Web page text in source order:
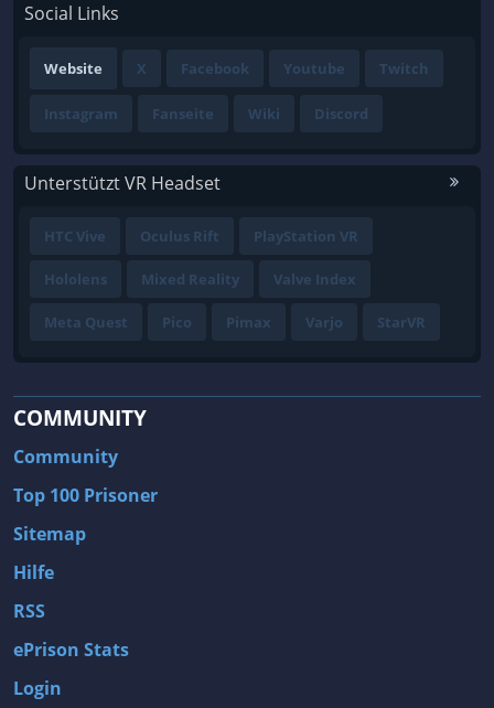
Social Links
Website X Facebook Youtube Twitch
Instagram Fanseite Wiki Discord
Unterstützt VR Headset
HTC Vive Oculus Rift PlayStation VR
Hololens Mixed Reality Valve Index
Meta Quest Pico Pimax Varjo StarVR
COMMUNITY
Community
Top 100 Prisoner
Sitemap
Hilfe
RSS
ePrison Stats
Login